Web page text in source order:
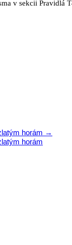
v sekcii Pravidlá
horám →
horám